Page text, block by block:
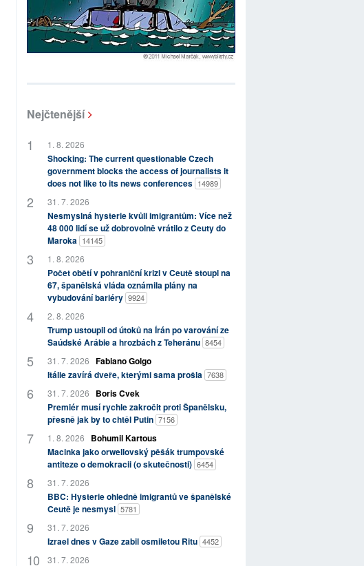
Nejčtenější
1. 8. 2026
Shocking: The current questionable Czech
government blocks the access of journalists it
does not like to its news conferences 14989
31. 7. 2026
Nesmyslná hysterie kvůli imigrantům: Více než
48 000 lidí se už dobrovolně vrátilo z Ceuty do
Maroka 14145
1. 8. 2026
Počet obětí v pohraniční krizi v Ceutě stoupl na
67, španělská vláda oznámila plány na
vybudování bariéry 9924
2. 8. 2026
Trump ustoupil od útoků na Írán po varování ze
Saúdské Arábie a hrozbách z Teheránu 8454
31. 7. 2026 Fabiano Golgo
Itálie zavírá dveře, kterými sama prošla 7638
31. 7. 2026
Boris Cvek
Premiér musí rychle zakročit proti Španělsku,
přesně jak by to chtěl Putin 7156
1. 8. 2026
Bohumil Kartous
Macinka jako orwellovský pěšák trumpovské
antiteze o demokracii (o skutečnosti) 6454
31. 7. 2026
BBC: Hysterie ohledně imigrantů ve španělské
Ceutě je nesmysl 5781
31. 7. 2026
Izrael dnes v Gaze zabil osmiletou Ritu 4452
31. 7. 2026